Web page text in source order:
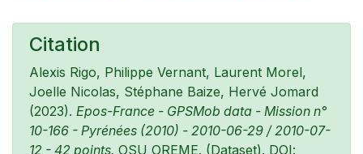
Citation
Alexis Rigo, Philippe Vernant, Laurent Morel,
Joelle Nicolas, Stéphane Baize, Hervé Jomard
(2023). Epos-France - GPSMob data - Mission n°
10-166 - Pyrénées (2010) - 2010-06-29 / 2010-07-
12 - 42 points. OSU OREME. (Dataset). DOI: